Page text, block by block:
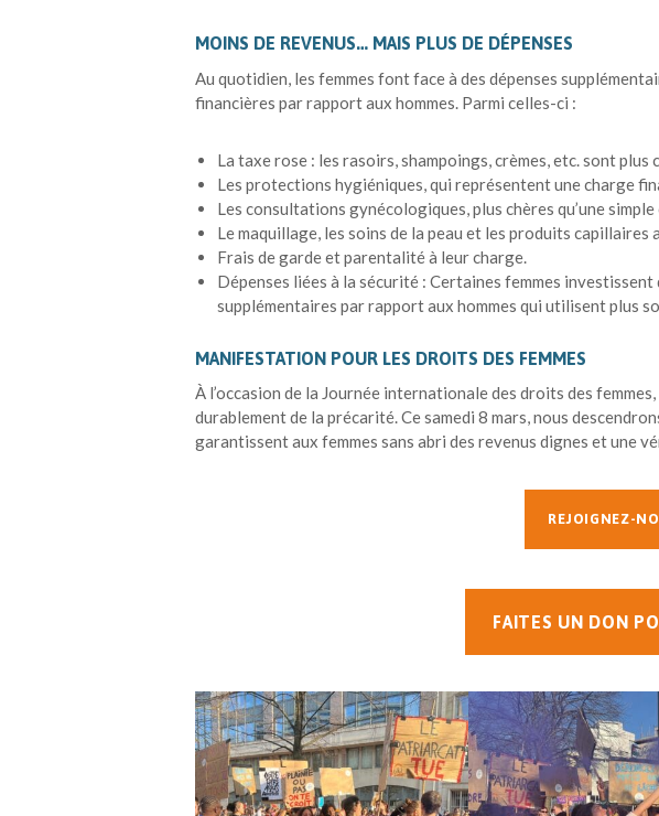
MOINS DE REVENUS… MAIS PLUS DE DÉPENSES
Au quotidien, les femmes font face à des dépenses
financières par rapport aux hommes. Parmi celles-ci :
La taxe rose : les rasoirs, shampoings, crèmes, etc. sont plus
Les protections hygiéniques, qui représentent une charge
Les consultations gynécologiques, plus chères qu’une
Le maquillage, les soins de la peau et les produits
Frais de garde et parentalité à leur charge.
Dépenses liées à la sécurité : Certaines femmes
supplémentaires par rapport aux hommes qui utilisent plus
MANIFESTATION POUR LES DROITS DES FEMMES
À l’occasion de la Journée internationale des droits des
durablement de la précarité. Ce samedi 8 mars, nous
garantissent aux femmes sans abri des revenus dignes et une
REJOIGNEZ-
FAITES UN DON